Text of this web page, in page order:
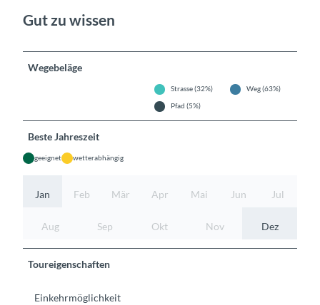
Gut zu wissen
Wegebeläge
Strasse (32%)
Weg (63%)
Pfad (5%)
Beste Jahreszeit
geeignet wetterabhängig
Jan Feb Mär Apr Mai Jun Jul
Aug Sep Okt Nov Dez
Toureigenschaften
Einkehrmöglichkeit